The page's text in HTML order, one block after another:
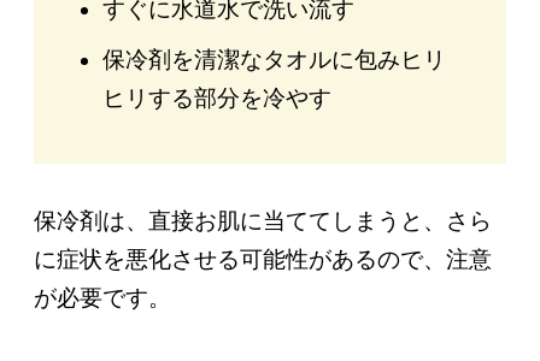
すぐに水道水で洗い流す
保冷剤を清潔なタオルに包みヒリ
ヒリする部分を冷やす
保冷剤は、直接お肌に当ててしまうと、さら
に症状を悪化させる可能性があるので、注意
が必要です。